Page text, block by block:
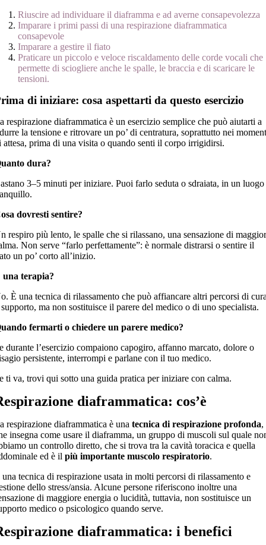
Riuscire ad individuare il diaframma e ad averne consapevolezza
Imparare i primi passi di una respirazione diaframmatica
consapevole
Imparare a gestire il fiato
Praticare un piccolo e veloce riscaldamento delle corde vocali che
permette di sciogliere anche le spalle, le braccia e di scaricare le
tensioni.
di iniziare: cosa aspettarti da questo esercizio
respirazione diaframmatica è un esercizio semplice che può aiutarti a
la tensione e ritrovare un po’ di centratura, soprattutto nei
attesa, prima di una visita o quando senti il corpo irrigidirsi.
dura?
3–5 minuti per iniziare. Puoi farlo seduta o sdraiata, in un luogo
dovresti sentire?
respiro più lento, le spalle che si rilassano, una sensazione di
Non serve “farlo perfettamente”: è normale distrarsi o sentire il
un po’ corto all’inizio.
una terapia?
È una tecnica di rilassamento che può affiancare altri percorsi di
ma non sostituisce il parere del medico o di uno specialista.
fermarti o chiedere un parere medico?
durante l’esercizio compaiono capogiro, affanno marcato, dolore o
persistente, interrompi e parlane con il tuo medico.
ti va, trovi qui sotto una guida pratica per iniziare con calma.
diaframmatica: cos’è
respirazione diaframmatica è unatecnica di respirazione profonda,
insegna come usare il diaframma, un gruppo di muscoli sul quale
un controllo diretto, che si trova tra la cavità toracica e quella
ed è ilpiù importante muscolo respiratorio.
una tecnica di respirazione usata in molti percorsi di rilassamento e
dello stress/ansia. Alcune persone riferiscono inoltre una
di maggiore energia o lucidità, tuttavia, non sostituisce un
medico o psicologico quando serve.
diaframmatica: i benefici